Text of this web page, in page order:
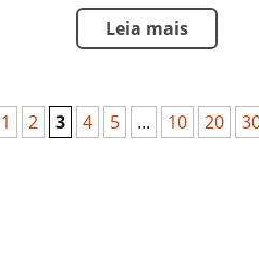
Leia mais
1 2 3 4 5 ... 10 20